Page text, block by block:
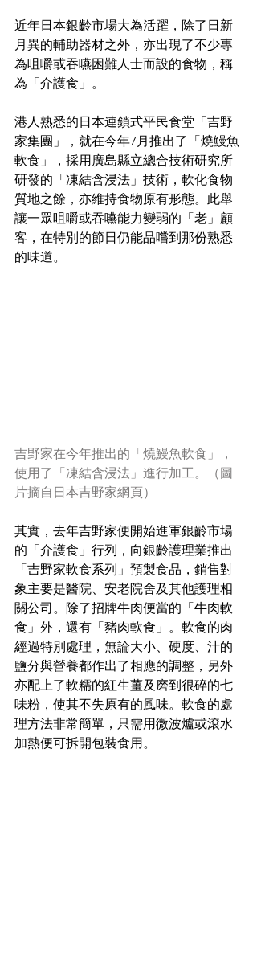
近年日本銀齡市場大為活躍，除了日新
月異的輔助器材之外，亦出現了不少專
為咀嚼或吞嚥困難人士而設的食物，稱
為「介護食」。
港人熟悉的日本連鎖式平民食堂「吉野
家集團」，就在今年7月推出了「燒鰻魚
軟食」，採用廣島縣立總合技術研究所
研發的「凍結含浸法」技術，軟化食物
質地之餘，亦維持食物原有形態。此舉
讓一眾咀嚼或吞嚥能力變弱的「老」顧
客，在特別的節日仍能品嚐到那份熟悉
的味道。
吉野家在今年推出的「燒鰻魚軟食」，
使用了「凍結含浸法」進行加工。（圖
片摘自日本吉野家網頁）
其實，去年吉野家便開始進軍銀齡市場
的「介護食」行列，向銀齡護理業推出
「吉野家軟食系列」預製食品，銷售對
象主要是醫院、安老院舍及其他護理相
關公司。除了招牌牛肉便當的「牛肉軟
食」外，還有「豬肉軟食」。軟食的肉
經過特別處理，無論大小、硬度、汁的
鹽分與營養都作出了相應的調整，另外
亦配上了軟糯的紅生薑及磨到很碎的七
味粉，使其不失原有的風味。軟食的處
理方法非常簡單，只需用微波爐或滾水
加熱便可拆開包裝食用。